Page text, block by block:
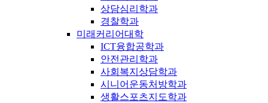
상담심리학과
경찰학과
미래커리어대학
ICT융합공학과
안전관리학과
사회복지상담학과
시니어운동처방학과
생활스포츠지도학과